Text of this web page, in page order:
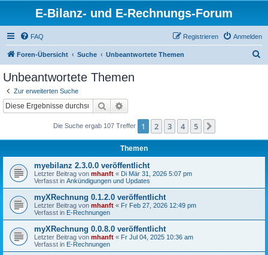
E-Bilanz- und E-Rechnungs-Forum
FAQ Anmelden
Registrieren
Foren-Übersicht Suche Unbeantwortete Themen
Unbeantwortete Themen
Zur erweiterten Suche
Suche
Die Suche ergab 107 Treffer 1 2 3 4 5
Themen
myebilanz 2.3.0.0 veröffentlicht
Letzter Beitrag von mhanft « Di Mär 31, 2026 5:07 pm
Verfasst in Ankündigungen und Updates
myXRechnung 0.1.2.0 veröffentlicht
Letzter Beitrag von mhanft « Fr Feb 27, 2026 12:49 pm
Verfasst in E-Rechnungen
myXRechnung 0.0.8.0 veröffentlicht
Letzter Beitrag von mhanft « Fr Jul 04, 2025 10:36 am
Verfasst in E-Rechnungen